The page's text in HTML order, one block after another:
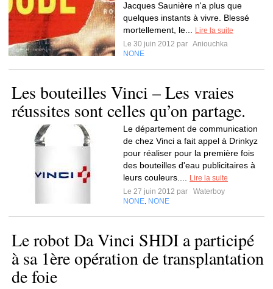
Jacques Saunière n'a plus que
quelques instants à vivre. Blessé
mortellement, le...
Lire la suite
Le 30 juin 2012 par Aniouchka
NONE
Les bouteilles Vinci – Les vraies
réussites sont celles qu’on partage.
Le département de communication
de chez Vinci a fait appel à Drinkyz
pour réaliser pour la première fois
des bouteilles d'eau publicitaires à
leurs couleurs....
Lire la suite
Le 27 juin 2012 par
Waterboy
NONE NONE
Le robot Da Vinci SHDI a participé
à sa 1ère opération de transplantation
de foie